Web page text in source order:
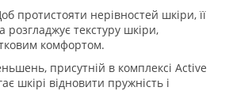
протистояти нерівностей шкіри, її
розгладжує текстуру шкіри,
комфортом.
присутній в комплексі Active
шкірі відновити пружність і